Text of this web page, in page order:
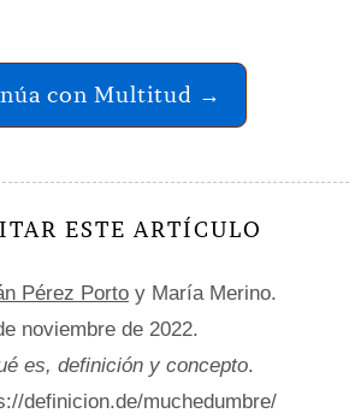
con Multitud →
ESTE ARTÍCULO
Pérez Porto y María Merino.
noviembre de 2022.
es, definición y concepto.
definicion.de/muchedumbre/